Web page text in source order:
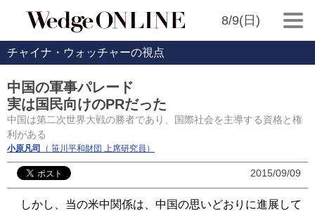
8/9(日)
チャイナ・ウォッチャーの視点
中国の軍事パレード
実は国民向けのPRだった
中国は第二次世界大戦の勝者であり、国際社会を主導する資格と権
利がある
小原凡司 （ 笹川平和財団 上席研究員）
2015/09/09
しかし、当の米中関係は、中国の思いどおりに進展して